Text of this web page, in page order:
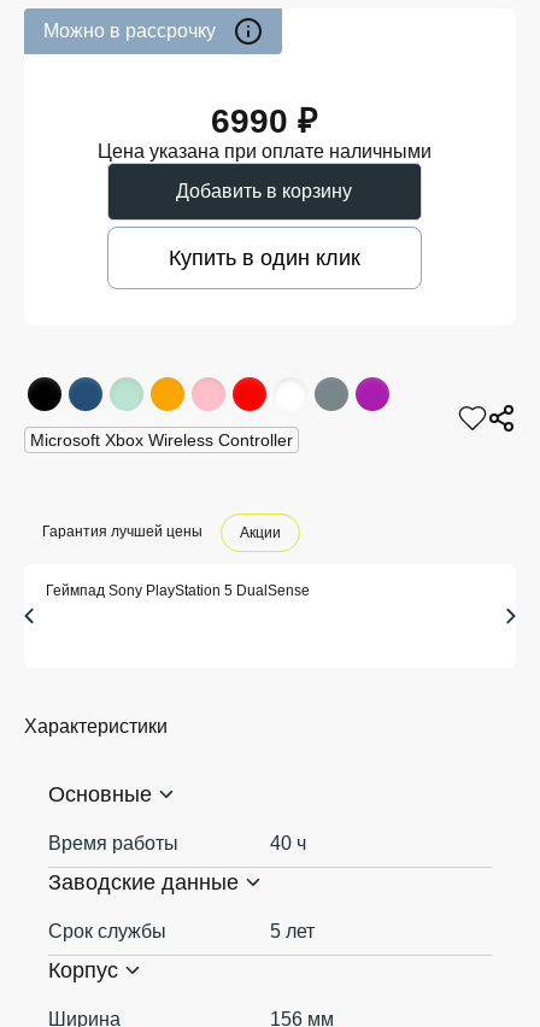
Можно в рассрочку
6990 ₽
Цена указана при оплате наличными
Добавить в корзину
Купить в один клик
Microsoft Xbox Wireless Controller
Гарантия лучшей цены Акции
Геймпад Sony PlayStation 5 DualSense
Характеристики
Основные
Время работы 40 ч
Заводские данные
Срок службы 5 лет
Корпус
Ширина 156 мм